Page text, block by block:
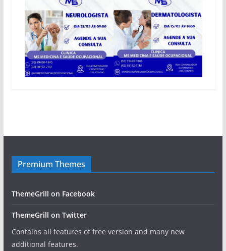
Premium Themes
ThemeGrill on Facebook
ThemeGrill on Twitter
Contains all features of free version and many new
additional features.